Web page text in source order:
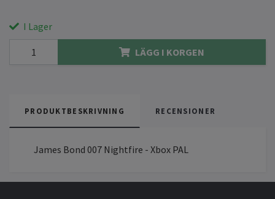
I Lager
LÄGG I KORGEN
PRODUKTBESKRIVNING RECENSIONER
James Bond 007 Nightfire - Xbox PAL